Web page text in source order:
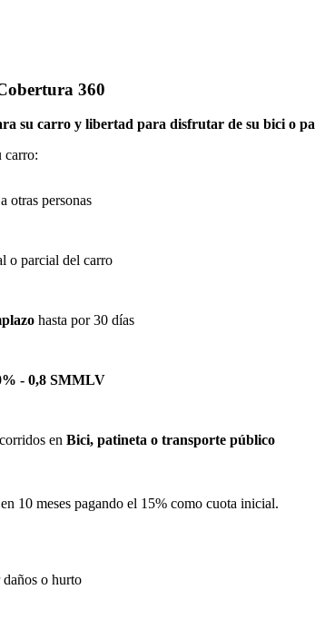
360
su carro y libertad para disfrutar de su bici o
carro:
a otras personas
o parcial del carro
hasta por 30 días
- 0,8 SMMLV
en Bici, patineta o transporte público
10 meses pagando el 15% como cuota inicial.
daños o hurto